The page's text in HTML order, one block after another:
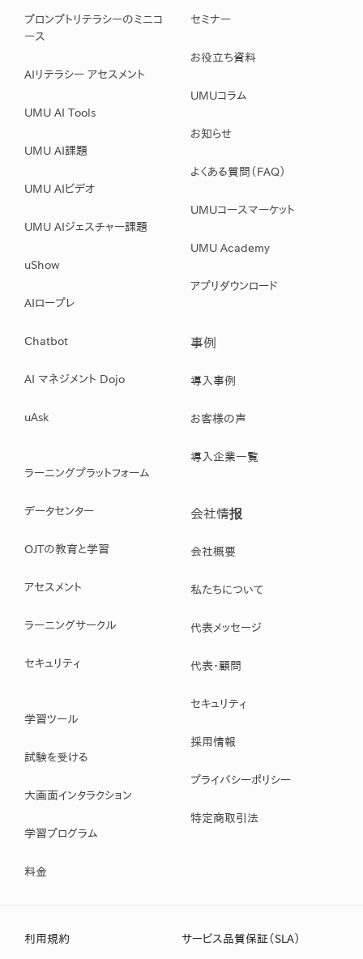
プロンプトリテラシーのミニコ
ース
AIリテラシー アセスメント
UMU AI Tools
UMU AI課題
UMU AIビデオ
UMU AIジェスチャー課題
uShow
AIロープレ
Chatbot
AI マネジメント Dojo
uAsk
ラーニングプラットフォーム
データセンター
OJTの教育と学習
アセスメント
ラーニングサークル
セキュリティ
学習ツール
試験を受ける
大画面インタラクション
学習プログラム
料金
セミナー
お役立ち資料
UMUコラム
お知らせ
よくある質問（FAQ）
UMUコースマーケット
UMU Academy
アプリダウンロード
事例
導入事例
お客様の声
導入企業一覧
会社情报
会社概要
私たちについて
代表メッセージ
代表・顧問
セキュリティ
採用情報
プライバシーポリシー
特定商取引法
利用規約 サービス品質保証（SLA）